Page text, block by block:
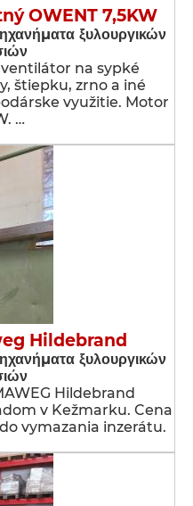
OWENT 7,5KW
ξυλουργικών
na sypké
štiepku, zrno a iné
využitie. Motor
…
Hildebrand
ξυλουργικών
Hildebrand
v Kežmarku. Cena
vymazania inzerátu.